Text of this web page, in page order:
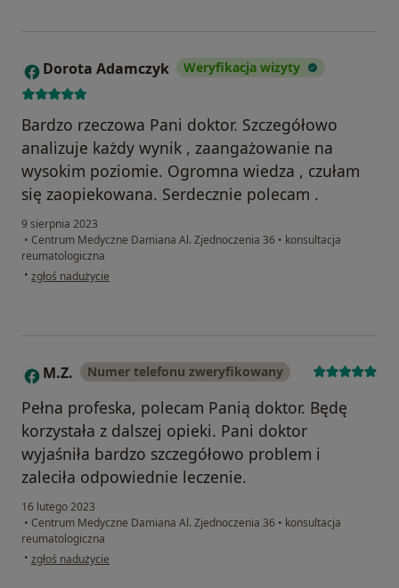
D Dorota Adamczyk Weryfikacja wizyty
Bardzo rzeczowa Pani doktor. Szczegółowo
analizuje każdy wynik , zaangażowanie na
wysokim poziomie. Ogromna wiedza , czułam
się zaopiekowana. Serdecznie polecam .
9 sierpnia 2023
• Centrum Medyczne Damiana Al. Zjednoczenia 36 • konsultacja
reumatologiczna
• w opinii użytkownika Dorota Adamczyk
zgłoś nadużycie
M M.Z. Numer telefonu zweryfikowany
Pełna profeska, polecam Panią doktor. Będę
korzystała z dalszej opieki. Pani doktor
wyjaśniła bardzo szczegółowo problem i
zaleciła odpowiednie leczenie.
16 lutego 2023
• Centrum Medyczne Damiana Al. Zjednoczenia 36 • konsultacja
reumatologiczna
• w opinii użytkownika M.Z.
zgłoś nadużycie